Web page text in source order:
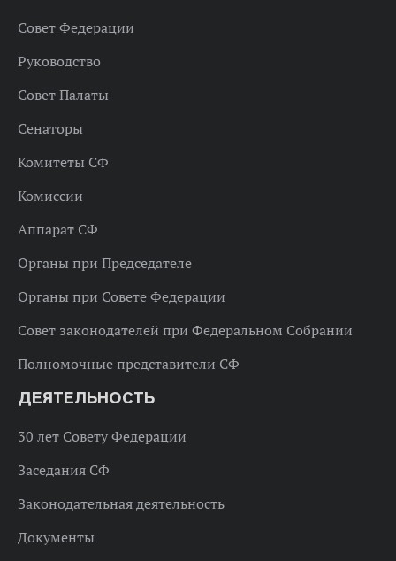
Совет Федерации
Руководство
Совет Палаты
Сенаторы
Комитеты СФ
Комиссии
Аппарат СФ
Органы при Председателе
Органы при Совете Федерации
Совет законодателей при Федеральном Собрании
Полномочные представители СФ
ДЕЯТЕЛЬНОСТЬ
30 лет Совету Федерации
Заседания СФ
Законодательная деятельность
Документы